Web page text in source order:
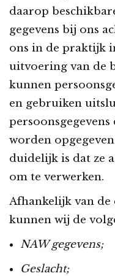
daarop
gegevens bij ons
ons in de praktijk
uitvoering van de
kunnen
en gebruiken
worden
duidelijk is dat ze
om te verwerken.
Afhankelijk van
kunnen wij de
NAW gegevens;
Geslacht;